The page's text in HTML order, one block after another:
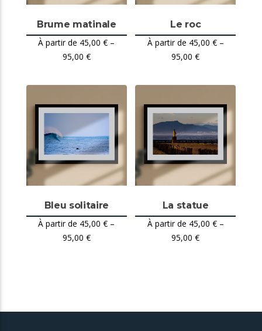
Brume matinale
45,00€ –
95,00 €
Le roc
45,00 €–
95,00€
Bleu solitaire
45,00€ –
95,00 €
La statue
45,00 €–
95,00€